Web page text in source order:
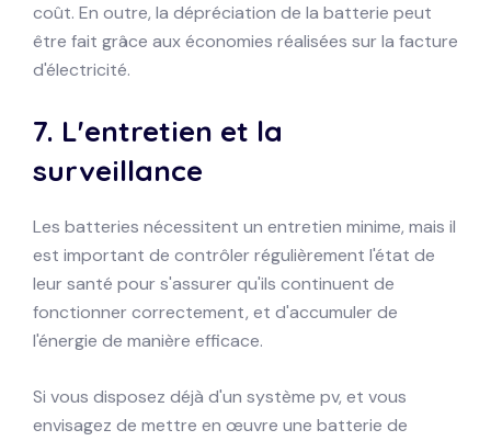
coût. En outre, la dépréciation de la batterie peut
être fait grâce aux économies réalisées sur la facture
d'électricité.
7. L'entretien et la
surveillance
Les batteries nécessitent un entretien minime, mais il
est important de contrôler régulièrement l'état de
leur santé pour s'assurer qu'ils continuent de
fonctionner correctement, et d'accumuler de
l'énergie de manière efficace.
Si vous disposez déjà d'un système pv, et vous
envisagez de mettre en œuvre une batterie de